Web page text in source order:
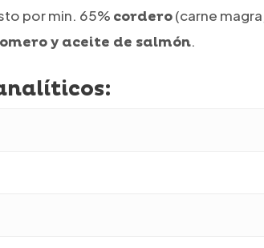
por min. 65% cordero(carne
y aceite de salmón.